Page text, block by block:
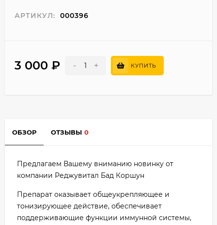
АРТИКУЛ: 000396
3 000 ₽ - + КУПИТЬ
ОБЗОР ОТЗЫВЫ 0
Предлагаем Вашему вниманию новинку от
компании Реджувитал Бад Коршун
Препарат оказывает общеукрепляющее и
тонизирующее действие, обеспечивает
поддерживающие функции иммунной системы,